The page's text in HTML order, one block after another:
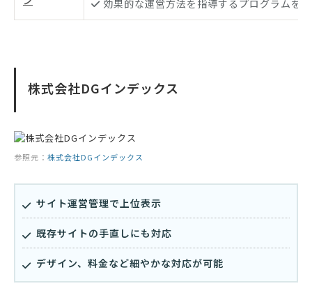
効果的な運営方法を指導するプログラムを
株式会社DGインデックス
参照元： 株式会社DGインデックス
サイト運営管理で上位表示
既存サイトの手直しにも対応
デザイン、料金など細やかな対応が可能